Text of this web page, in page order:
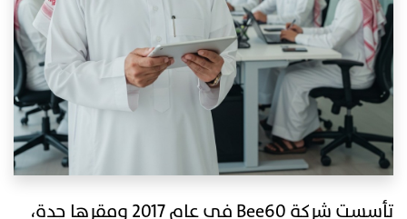
تأسست شركة Bee60 في عام 2017 ومقرها جدة،